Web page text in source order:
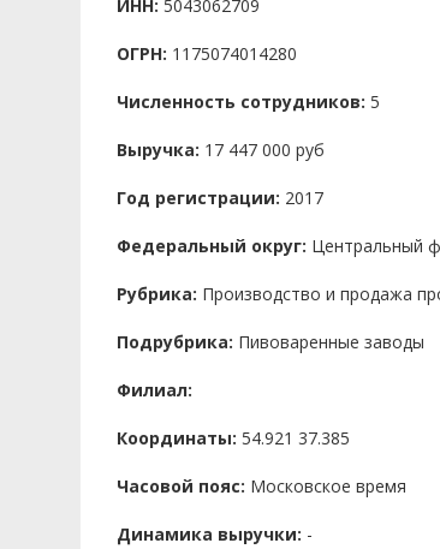
ИНН: 5043062709
ОГРН: 1175074014280
Численность сотрудников: 5
Выручка: 17 447 000 руб
Год регистрации: 2017
Федеральный округ: Центральный
Рубрика: Производство и продажа
Подрубрика: Пивоваренные заводы
Филиал:
Координаты: 54.921 37.385
Часовой пояс: Московское время
Динамика выручки: -